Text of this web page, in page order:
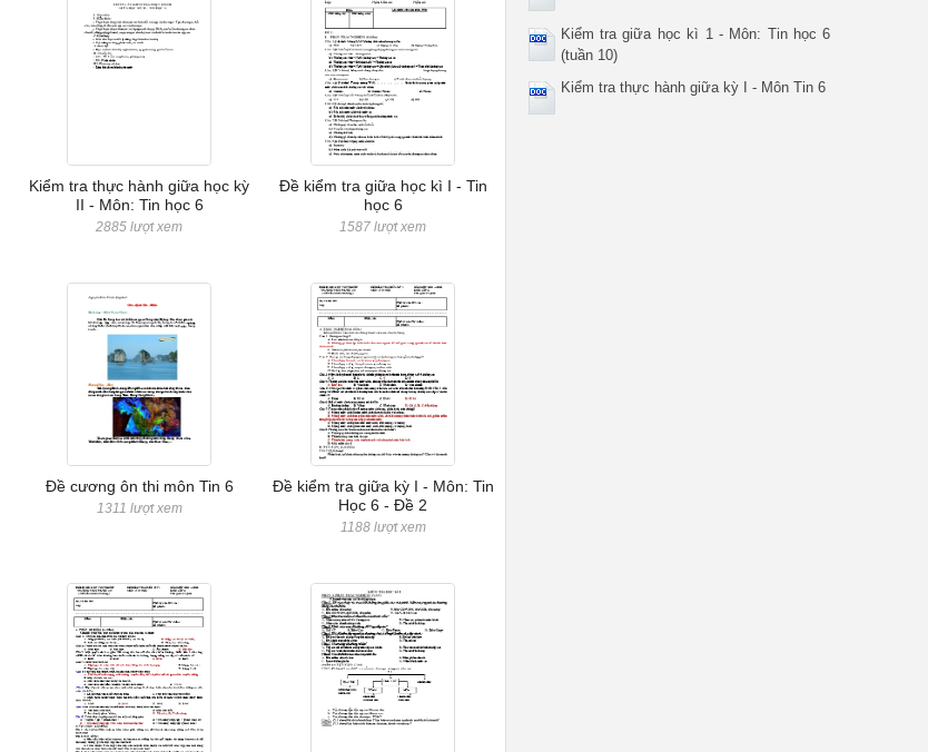
Kiểm tra thực hành giữa học kỳ
II - Môn: Tin học 6
2885 lượt xem
Đề kiểm tra giữa học kì I - Tin
học 6
1587 lượt xem
Đề cương ôn thi môn Tin 6
1311 lượt xem
Đề kiểm tra giữa kỳ I - Môn: Tin
Học 6 - Đề 2
1188 lượt xem
Kiểm tra giữa học kì 1 - Môn: Tin học 6
(tuần 10)
Kiểm tra thực hành giữa kỳ I - Môn Tin 6